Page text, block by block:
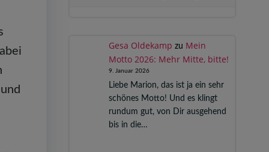
Gesa Oldekamp zu Mein
Motto 2026: Mehr Mitte, bitte!
9. Januar 2026
Liebe Marion, das ist ja ein sehr
schönes Motto! Und es klingt
rundum gut, von Dir ausgehend
bis in die…